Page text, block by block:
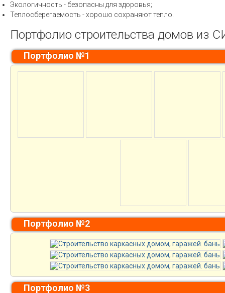
Экологичность - безопасны для здоровья;
Теплосберегаемость - хорошо сохраняют тепло.
Портфолио строительства домов из
Портфолио №1
Портфолио №2
Портфолио №3